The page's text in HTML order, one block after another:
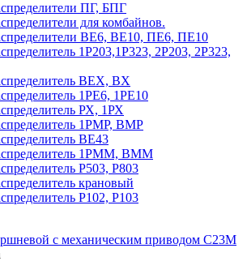
ПГ, БПГ
для комбайнов.
ВЕ6, ВЕ10, ПЕ6, ПЕ10
1Р203,1Р323, 2Р203, 2Р323,
ВЕХ, ВХ
1РЕ6, 1РЕ10
РХ, 1РХ
1РМР, ВМР
ВЕ43
1РММ, ВММ
Р503, Р803
крановый
Р102, Р103
с механическим приводом С23М